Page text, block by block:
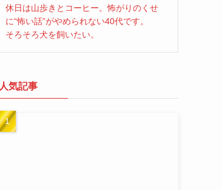
休日は山歩きとコーヒー。怖がりのくせ
に“怖い話”がやめられない40代です。
そろそろ犬を飼いたい。
人気記事